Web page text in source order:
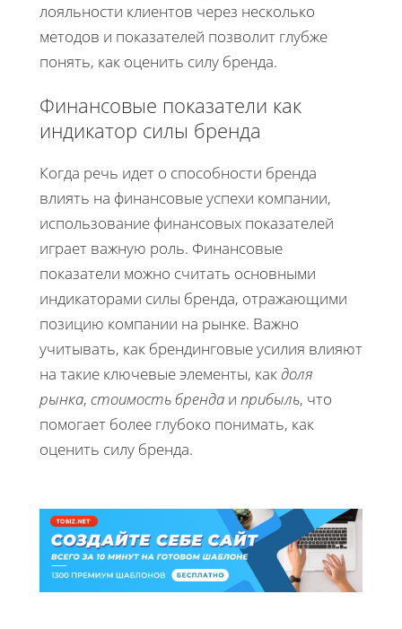
лояльности клиентов через несколько
методов и показателей позволит глубже
понять, как оценить силу бренда.
Финансовые показатели как
индикатор силы бренда
Когда речь идет о способности бренда
влиять на финансовые успехи компании,
использование финансовых показателей
играет важную роль. Финансовые
показатели можно считать основными
индикаторами силы бренда, отражающими
позицию компании на рынке. Важно
учитывать, как брендинговые усилия влияют
на такие ключевые элементы, какдоля
рынка, стоимость бренда и прибыль, что
помогает более глубоко понимать, как
оценить силу бренда.